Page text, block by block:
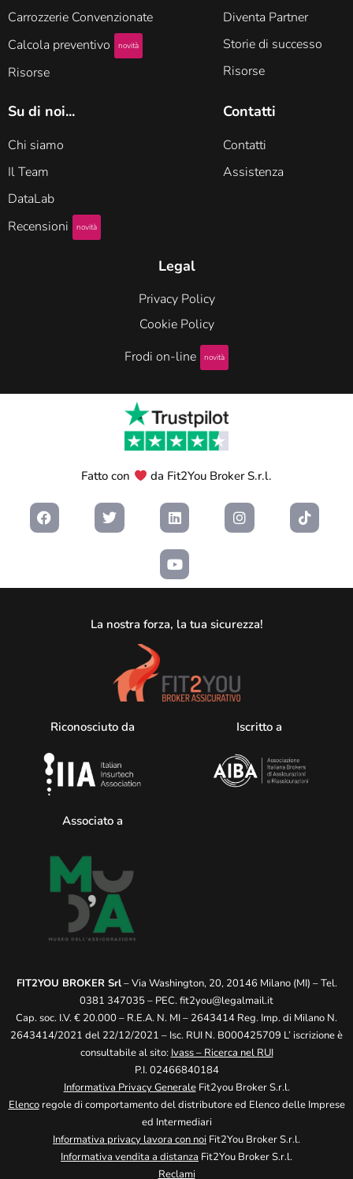
Carrozzerie Convenzionate
Calcola preventivo
novità
Risorse
Diventa Partner
Storie di successo
Risorse
Su di noi...
Chi siamo
Il Team
DataLab
Recensioni
novità
Contatti
Contatti
Assistenza
Legal
Privacy Policy
Cookie Policy
Frodi on-line
novità
Fatto con da Fit2You Broker S.r.l.
La nostra forza, la tua sicurezza!
Riconosciuto da Iscritto a
Associato a
FIT2YOU BROKER Srl– Via Washington, 20, 20146 Milano (MI) – Tel.
0381 347035 – PEC. fit2you@legalmail.it
Cap. soc. I.V. € 20.000 – R.E.A. N. MI – 2643414 Reg. Imp. di Milano N.
2643414/2021 del 22/12/2021 – Isc. RUI N. B000425709 L’ iscrizione è
consultabile al sito: Ivass – Ricerca nel RUI
P.I. 02466840184
Informativa Privacy GeneraleFit2you Broker S.r.l.
Elencoregole di comportamento del distributore ed Elenco delle Imprese
ed Intermediari
Informativa privacy lavora con noi Fit2You Broker S.r.l.
Informativa vendita a distanza Fit2You Broker S.r.l.
Reclami